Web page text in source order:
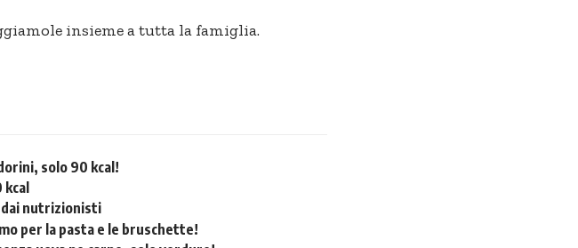
insieme a tutta la famiglia.
solo 90 kcal!
nutrizionisti
per la pasta e le bruschette!